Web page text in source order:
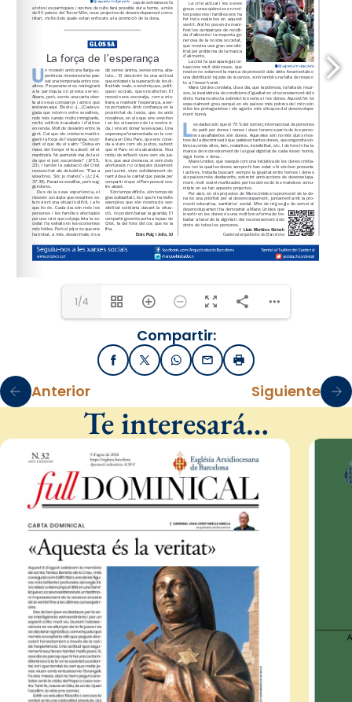
1/4
Compartir:
FacebookX / TwitterWhatsApp
EmailImprimir
Anterior Siguiente
Te interesará…